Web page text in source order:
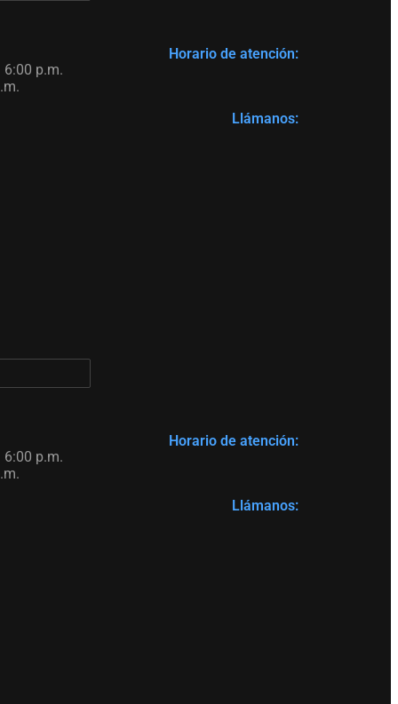
Horario de atención:
6:00 p.m.
Llámanos:
Horario de atención:
6:00 p.m.
Llámanos: